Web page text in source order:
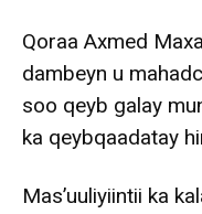
Qoraa Axmed
dambeyn u
soo qeyb galay
ka qeybqaadatay
Mas’uuliyiintii ka